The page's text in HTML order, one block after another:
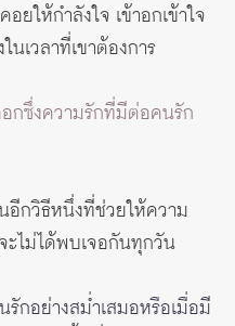
ยให้กำลังใจ เข้าอกเข้าใจ
นเวลาที่เขาต้องการ
กซึ่งความรักที่มีต่อคนรัก
อีกวิธีหนึ่งที่ช่วยให้ความ
ะไม่ได้พบเจอกันทุกวัน
รักอย่างสม่ำเสมอหรือเมื่อมี